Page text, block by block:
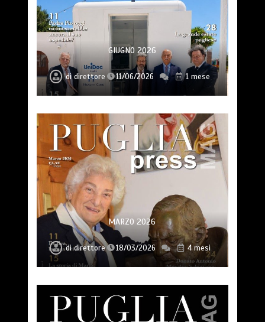
GIUGNO 2026
didirettore 11/06/2026 1 mese
MARZO 2026
didirettore 18/03/2026 4 mesi